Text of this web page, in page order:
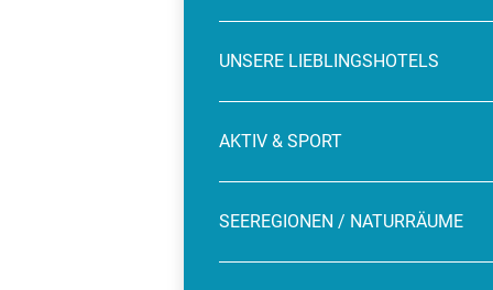
UNSERE LIEBLINGSHOTELS
AKTIV & SPORT
SEEREGIONEN / NATURRÄUME